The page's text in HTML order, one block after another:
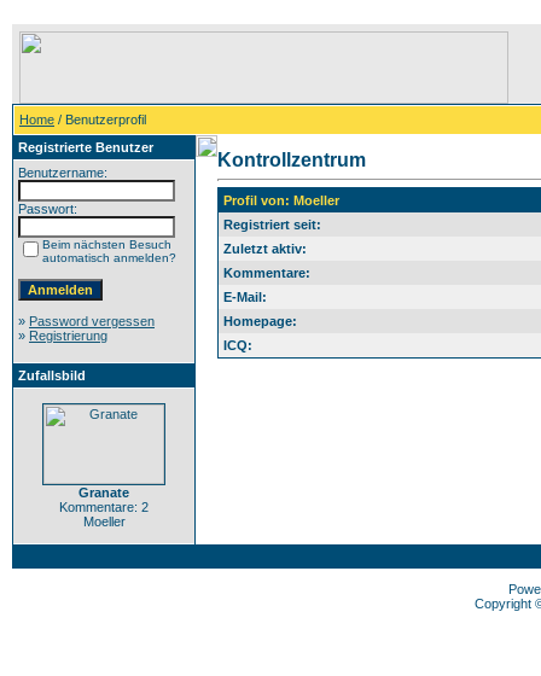
Home / Benutzerprofil
Registrierte Benutzer
Benutzername:
Passwort:
Beim nächsten Besuch
automatisch anmelden?
» Password vergessen
» Registrierung
Zufallsbild
Granate
Kommentare: 2
Moeller
Kontrollzentrum
Profil von: Moeller
Registriert seit:
Zuletzt aktiv:
Kommentare:
E-Mail:
Homepage:
ICQ:
Copyright